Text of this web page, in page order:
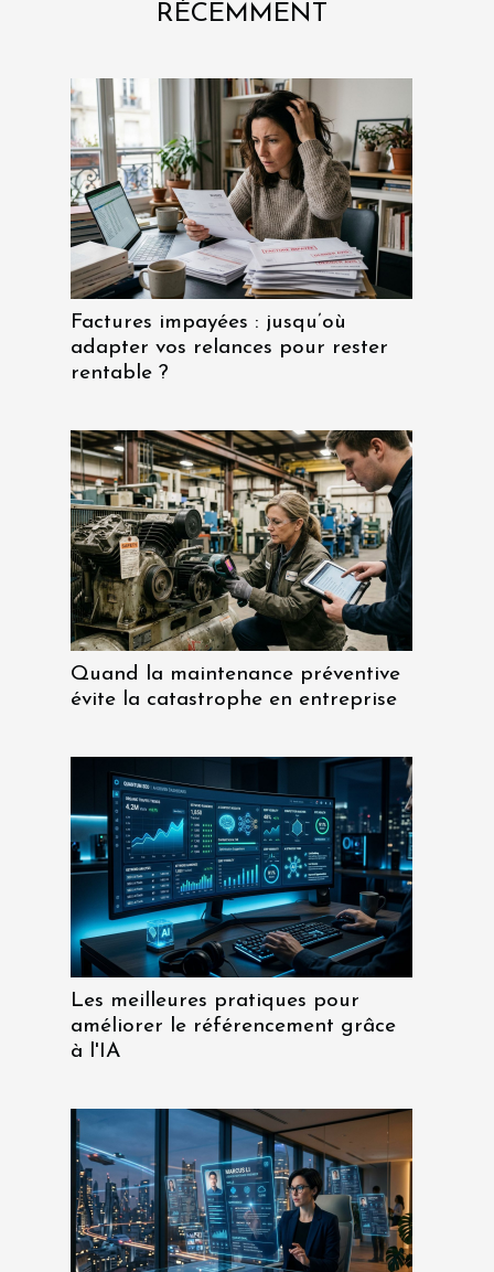
RÉCEMMENT
Factures impayées : jusqu’où
adapter vos relances pour rester
rentable ?
Quand la maintenance préventive
évite la catastrophe en entreprise
Les meilleures pratiques pour
améliorer le référencement grâce
à l'IA